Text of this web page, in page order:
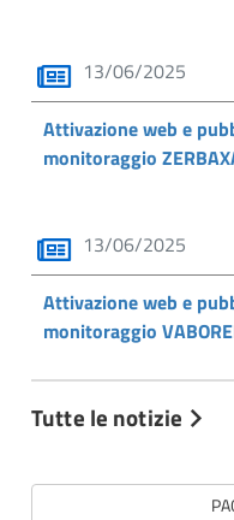
13/06/2025
Attivazione web e
monitoraggio
13/06/2025
Attivazione web e
monitoraggio
Tutte le notizie